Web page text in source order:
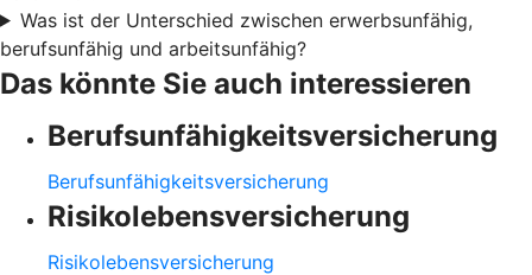
Was ist der Unterschied zwischen erwerbsunfähig,
berufsunfähig und arbeitsunfähig?
Das könnte Sie auch interessieren
Berufsunfähigkeitsversicherung
Berufsunfähigkeitsversicherung
Risikolebensversicherung
Risikolebensversicherung